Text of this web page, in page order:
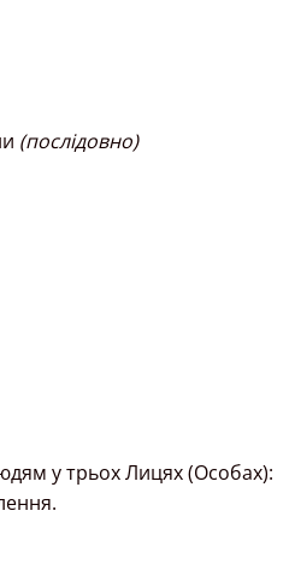
(послідовно)
у трьох Лицях (Особах):